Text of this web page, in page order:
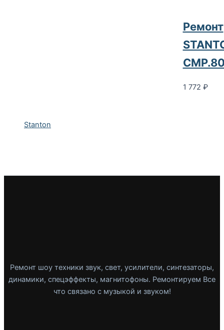
Stanton
Ремонт
1 772 ₽
Ремонт шоу техники звук, свет, усилители, синтезаторы,
динамики, спецэффекты, магнитофоны. Ремонтируем Все
что связано с музыкой и звуком!